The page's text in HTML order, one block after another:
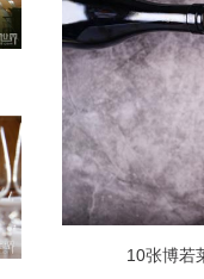
10张博若